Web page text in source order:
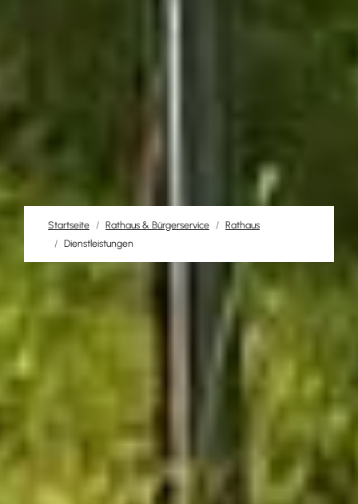
Startseite Rathaus & Bürgerservice
Rathaus
Dienstleistungen